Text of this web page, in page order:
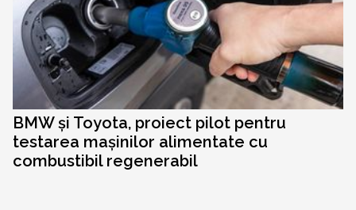
BMW și Toyota, proiect pilot pentru
testarea mașinilor alimentate cu
combustibil regenerabil